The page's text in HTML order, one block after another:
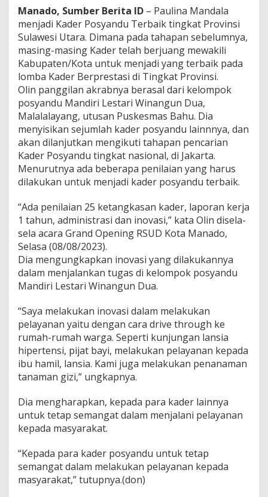
n
d
u
B
e
r
p
r
e
s
t
s
i
U
t
u
s
n
S
u
l
u
t
T
i
g
k
a
t
N
a
s
i
n
a
l
Manado, Sumber Berita ID – Paulina Mandala
menjadi Kader Posyandu Terbaik tingkat Provinsi
Sulawesi Utara. Dimana pada tahapan sebelumnya,
masing-masing Kader telah berjuang mewakili
Kabupaten/Kota untuk menjadi yang terbaik pada
lomba Kader Berprestasi di Tingkat Provinsi.
Olin panggilan akrabnya berasal dari kelompok
posyandu Mandiri Lestari Winangun Dua,
Malalalayang, utusan Puskesmas Bahu. Dia
menyisikan sejumlah kader posyandu lainnnya, dan
akan dilanjutkan mengikuti tahapan pencarian
Kader Posyandu tingkat nasional, di Jakarta.
Menurutnya ada beberapa penilaian yang harus
dilakukan untuk menjadi kader posyandu terbaik.
“Ada penilaian 25 ketangkasan kader, laporan kerja
1 tahun, administrasi dan inovasi,” kata Olin disela-
sela acara Grand Opening RSUD Kota Manado,
Selasa (08/08/2023).
Dia mengungkapkan inovasi yang dilakukannya
dalam menjalankan tugas di kelompok posyandu
Mandiri Lestari Winangun Dua.
“Saya melakukan inovasi dalam melakukan
pelayanan yaitu dengan cara drive through ke
rumah-rumah warga. Seperti kunjungan lansia
hipertensi, pijat bayi, melakukan pelayanan kepada
ibu hamil, lansia. Kami juga melakukan penanaman
tanaman gizi,” ungkapnya.
Dia mengharapkan, kepada para kader lainnya
untuk tetap semangat dalam menjalani pelayanan
kepada masyarakat.
“Kepada para kader posyandu untuk tetap
semangat dalam melakukan pelayanan kepada
masyarakat,” tutupnya.(don)